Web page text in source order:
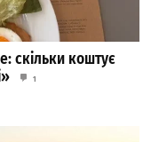
скільки коштує
1